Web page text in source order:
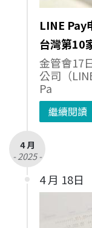
LINE Pay
台灣第10
金管會17
公司（
Pa
繼續閱讀
4 月
- 2025 -
4 月 18日